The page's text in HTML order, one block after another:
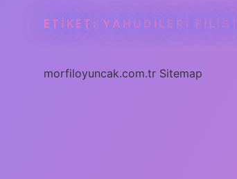
ETIKET: YAHUDILERI
morfiloyuncak.com.tr Sitemap